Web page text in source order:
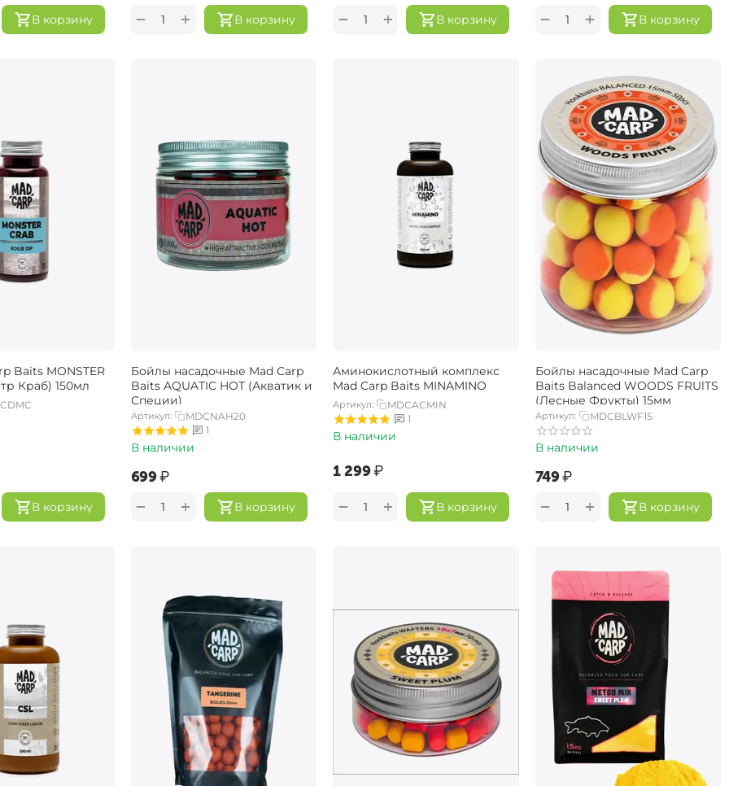
В корзину В корзину
+
− В корзину
+
− В корзину
+
−
Baits MONSTER
Краб) 150мл
В корзину
Бойлы насадочные Mad Carp
Baits AQUATIC HOT (Акватик и
Специи)
Артикул:
MDCNAH20
1
В наличии
‍699‍₽
В корзину
+
−
Аминокислотный комплекс
Mad Carp Baits MINAMINO
Артикул:
MDCACMIN
1
В наличии
‍1 299‍₽
В корзину
+
−
Бойлы насадочные Mad Carp
Baits Balanced WOODS FRUlTS
(Лесные Фрукты) 15мм
Артикул: MDCBLWF15
В наличии
‍749‍₽
В корзину
+
−